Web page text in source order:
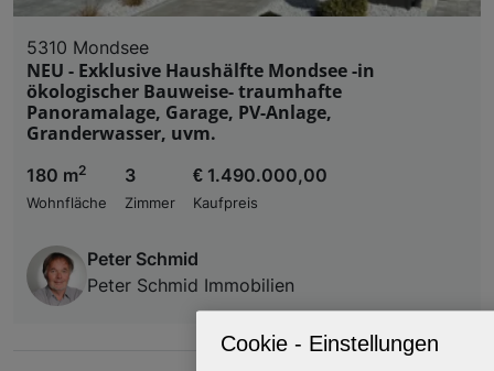
5310 Mondsee
NEU - Exklusive Haushälfte Mondsee -in
ökologischer Bauweise- traumhafte
Panoramalage, Garage, PV-Anlage,
Granderwasser, uvm.
180 m2
Wohnfläche
3
Zimmer
€ 1.490.000,00
Kaufpreis
Peter Schmid
Peter Schmid Immobilien